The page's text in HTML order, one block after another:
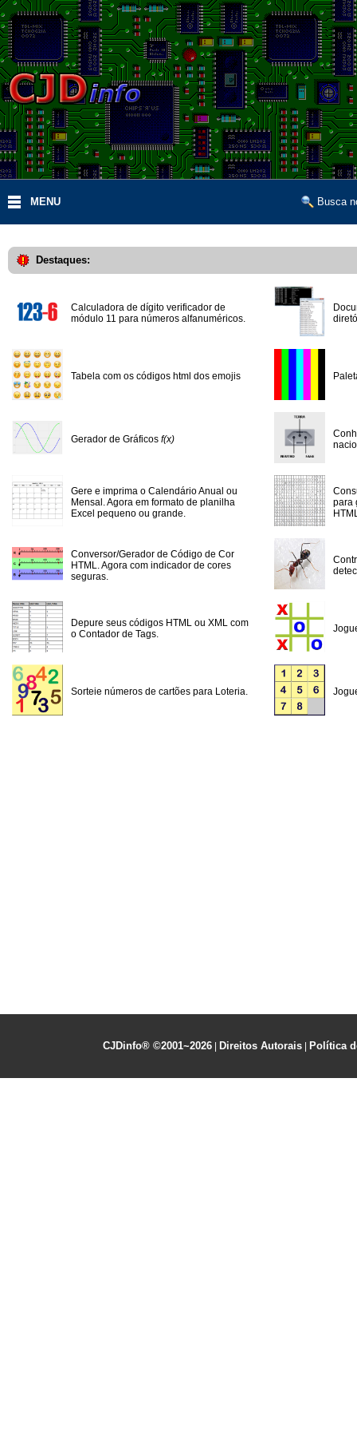
MENU Busca
Destaques:
Calculadora de dígito verificador de
módulo 11 para números alfanuméricos.
Tabela com os códigos html dos emojis
Gerador de Gráficos f(x)
Gere e imprima o Calendário Anual ou
Mensal. Agora em formato de planilha
Excel pequeno ou grande.
Conversor/Gerador de Código de Cor
HTML. Agora com indicador de cores
seguras.
Depure seus códigos HTML ou XML com
o Contador de Tags.
Sorteie números de cartões para Loteria.
para
CJDinfo® ©2001~2026 Direitos Autorais Política